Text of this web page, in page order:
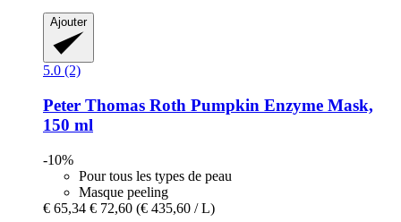
Ajouter
5.0 (2)
Peter Thomas Roth Pumpkin Enzyme Mask,
150 ml
-10%
Pour tous les types de peau
Masque peeling
€ 65,34 € 72,60 (€ 435,60 / L)